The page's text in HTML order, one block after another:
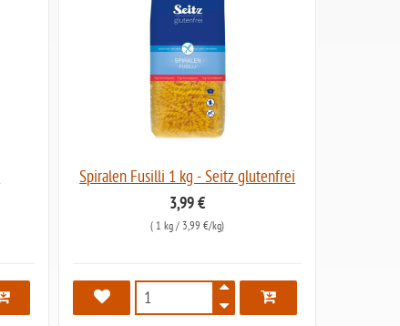
Spiralen Fusilli 1 kg - Seitz glutenfrei
3,99 €
( 1 kg / 3,99 €/kg)
7412